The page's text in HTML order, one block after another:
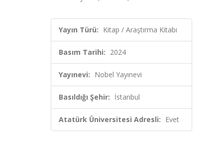
Yayın Türü: Kitap / Araştırma Kitabı
Basım Tarihi: 2024
Yayınevi: Nobel Yayınevi
Basıldığı Şehir: İstanbul
Atatürk Üniversitesi Adresli: Evet